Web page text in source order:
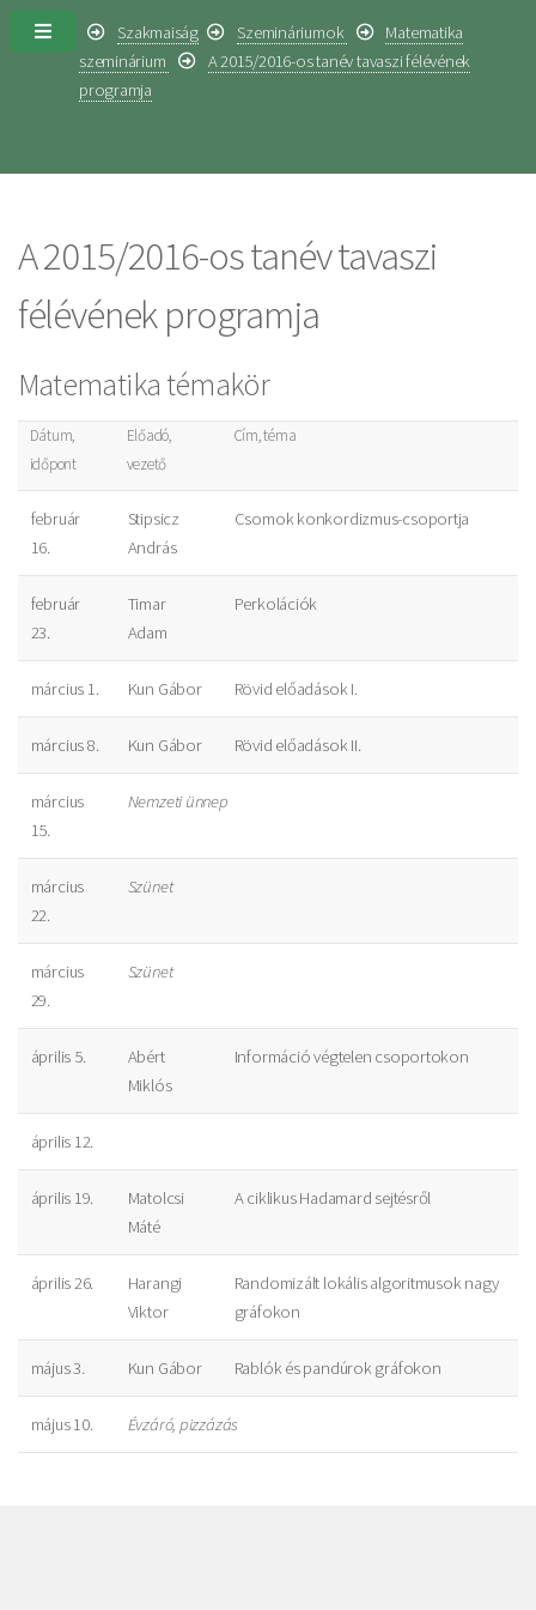
Szakmaiság Szemináriumok
Matematika
szeminárium
A 2015/2016-os tanév tavaszi félévének
programja
A 2015/2016-os tanév tavaszi
félévének programja
Matematika témakör
Dátum,
időpont
Előadó,
vezető
Cím, téma
február
16.
Stipsicz
András
Csomok konkordizmus-csoportja
február
23.
Timar
Adam
Perkolációk
március 1. Kun Gábor Rövid előadások I.
március 8. Kun Gábor Rövid előadások II.
március
15.
Nemzeti ünnep
március
22.
Szünet
március
29.
Szünet
április 5.
Abért
Miklós
Információ végtelen csoportokon
április 12.
április 19.
Matolcsi
Máté
A ciklikus Hadamard sejtésről
április 26.
Harangi
Viktor
Randomizált lokális algoritmusok nagy
gráfokon
május 3. Kun Gábor Rablók és pandúrok gráfokon
május 10. Évzáró, pizzázás